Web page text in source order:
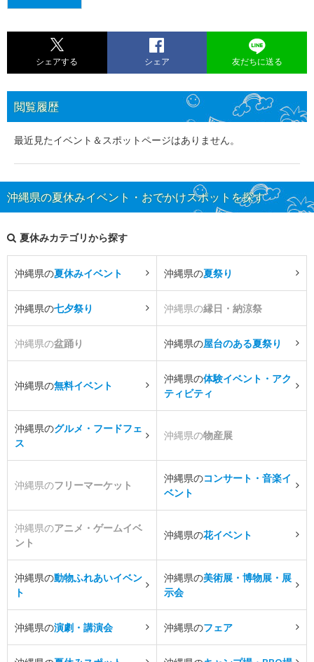
シェアする シェア 友だちに送る
閲覧履歴
最近見たイベント＆スポットページはありません。
沖縄県の夏休みイベント・おでかけスポットを探す
夏休みカテゴリから探す
沖縄県の夏休みイベント 沖縄県の夏祭り
沖縄県の七夕祭り 沖縄県の縁日・納涼祭
沖縄県の盆踊り 沖縄県の屋台のある夏祭り
沖縄県の無料イベント
沖縄県の体験イベント・アク
ティビティ
沖縄県のグルメ・フードフェ
ス
沖縄県の物産展
沖縄県のフリーマーケット
沖縄県のコンサート・音楽イ
ベント
沖縄県のアニメ・ゲームイベ
ント
沖縄県の花イベント
沖縄県の動物ふれあいイベン
ト
沖縄県の美術展・博物展・展
示会
沖縄県の演劇・講演会 沖縄県のフェア